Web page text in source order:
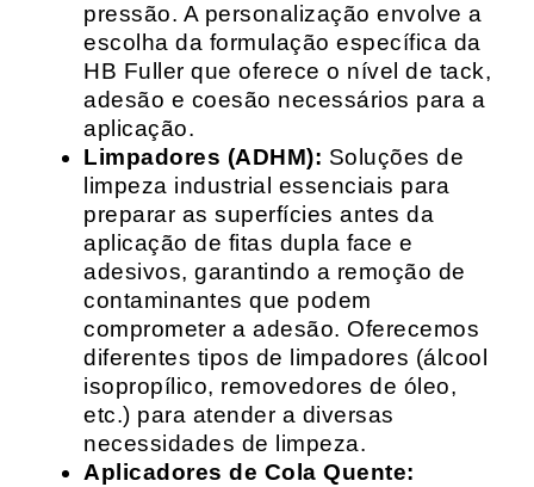
pressão. A personalização envolve a
escolha da formulação específica da
HB Fuller que oferece o nível de tack,
adesão e coesão necessários para a
aplicação.
Limpadores (ADHM): Soluções de
limpeza industrial essenciais para
preparar as superfícies antes da
aplicação de fitas dupla face e
adesivos, garantindo a remoção de
contaminantes que podem
comprometer a adesão. Oferecemos
diferentes tipos de limpadores (álcool
isopropílico, removedores de óleo,
etc.) para atender a diversas
necessidades de limpeza.
Aplicadores de Cola Quente: